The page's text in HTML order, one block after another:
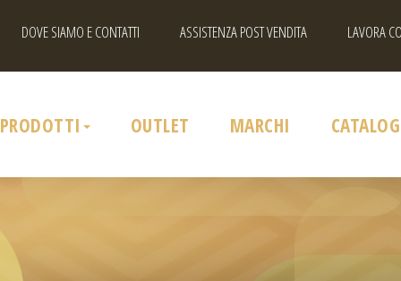
DOVE SIAMO E CONTATTI ASSISTENZA POST VENDITA LAVORA
PRODOTTI OUTLET MARCHI